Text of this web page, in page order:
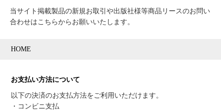
当サイト掲載製品の新規お取引や出版社様等商品リースのお問い
合わせはこちらからお願いいたします。
HOME
お支払い方法について
以下の決済のお支払方法をご利用いただけます。
・コンビニ支払